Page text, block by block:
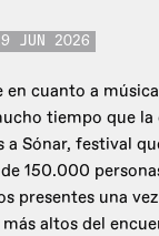
JUN 2026
en cuanto a
tiempo que
a Sónar, festival
150.000
presentes una
altos del